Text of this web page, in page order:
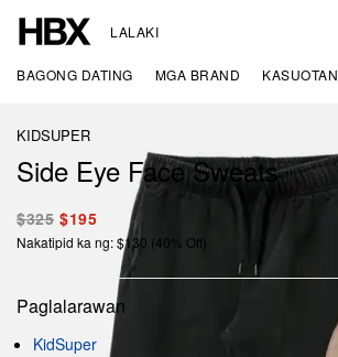
LALAKI
BAGONG DATING MGA BRAND KASUOTAN
KIDSUPER
Side Eye Face Sweats
$325 $195
Nakatipid ka ng: $130 (40% Off)
Paglalarawan
KidSuper